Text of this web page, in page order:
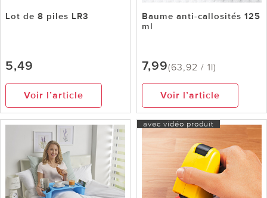
Lot de 8 piles LR3
5,49
Voir l’article
Baume anti-callosités 125
ml
7,99(63,92 / 1l)
Voir l’article
avec vidéo produit